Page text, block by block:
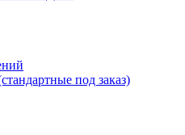
под заказ)